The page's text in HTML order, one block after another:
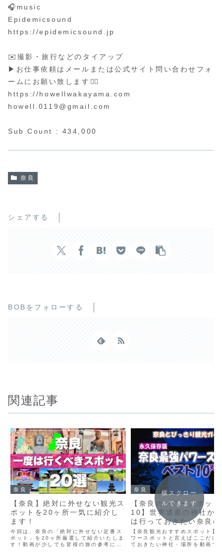
🎧music
Epidemicsound
https://epidemicsound.jp
✉️撮影・旅行などのタイアップ
▶︎お仕事依頼はメールまたは公式サイト問い合わせフォ
ームにお願い致します🙆‍♂️
https://howellwakayama.com
howell.0119@gmail.com
Sub Count : 434,000
奈良
シェアする
BOBをフォローする
関連記事
奈良
【奈良】絶対に外せない観光ス
ポットを20ヶ所一気に紹介し
ます！
今回は、奈良の「絶対に外せない定番ス
ポット」を20ヶ所厳選して紹介いたしま
す！動画が少しでも皆様の旅の参考にな
奈良
【奈良のパワースポッ
10】世界遺産の神社か
は行っておきたい奈良
ワースポットをご案内
社～天河弁財天～高天
～大神神社～石上神宮
【奈良観光おすすめスポット】
ワースポットと言えばここだけ
ておきたい神社・場所を動画で
横スクロー
ルできます